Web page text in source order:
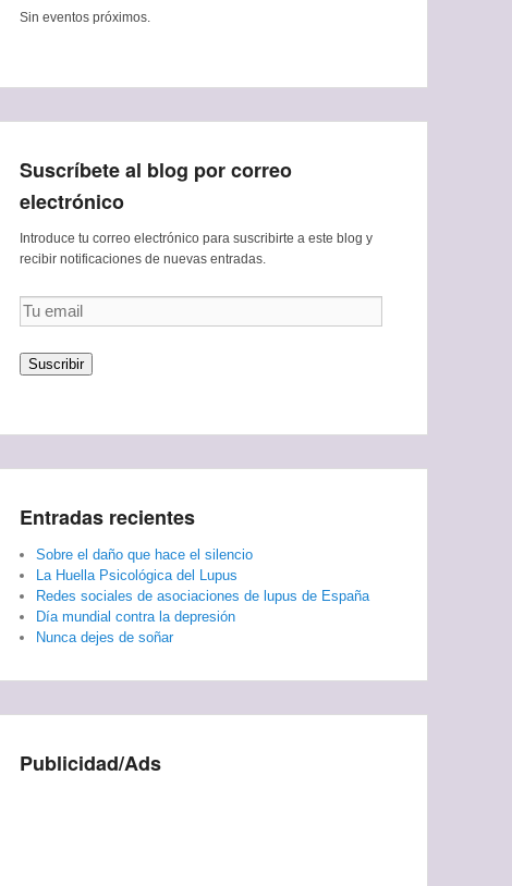
Sin eventos próximos.
Suscríbete al blog por correo
electrónico
Introduce tu correo electrónico para suscribirte a este blog y
recibir notificaciones de nuevas entradas.
Tu
email
Suscribir
Entradas recientes
Sobre el daño que hace el silencio
La Huella Psicológica del Lupus
Redes sociales de asociaciones de lupus de España
Día mundial contra la depresión
Nunca dejes de soñar
Publicidad/Ads